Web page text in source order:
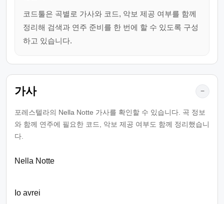
코드툴은 곡별로 가사와 코드, 악보 제공 여부를 함께
정리해 검색과 연주 준비를 한 번에 할 수 있도록 구성
하고 있습니다.
가사 −
포레스텔라의 Nella Notte 가사를 확인할 수 있습니다. 곡 정보
와 함께 연주에 필요한 코드, 악보 제공 여부도 함께 정리했습니
다.
Nella Notte
Io avrei